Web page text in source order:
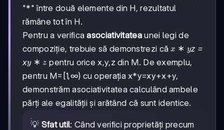
"*" între două elemente din H, rezultatul
rămâne tot în H.
Pentru a verificaasociativitateaunei legi de
compoziție, trebuie să demonstrezi căx*y
x ∗ yz =
xy*z
y ∗ z pentru orice x,y,z din M. De exemplu,
pentru M=[1,∞) cu operația x*y=xy+x+y,
demonstrăm asociativitatea calculând ambele
părți ale egalității și arătând că sunt identice.
💡 Sfat util: Când verifici proprietăți precum